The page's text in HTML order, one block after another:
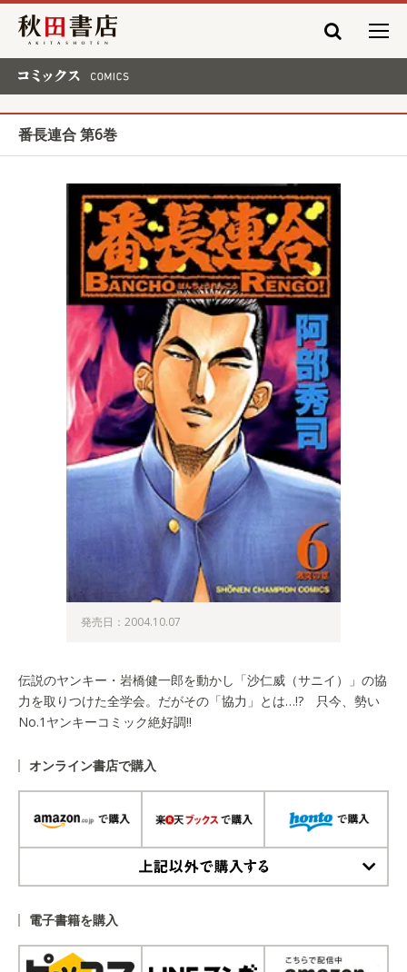
秋田書店
番長連合 第6巻
発売日：2004.10.07
伝説のヤンキー・岩橋健一郎を動かし「沙仁威（サニイ）」の協
力を取りつけた全学会。だがその「協力」とは…!? 只今、勢い
No.1ヤンキーコミック絶好調!!
オンライン書店で購入
電子書籍を購入